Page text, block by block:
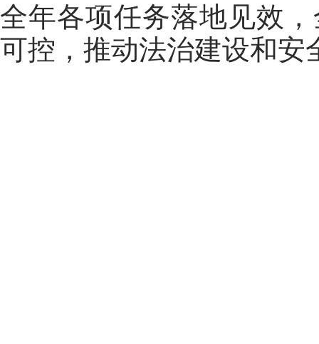
全年各项任务落地见效
可控，推动法治建设和安